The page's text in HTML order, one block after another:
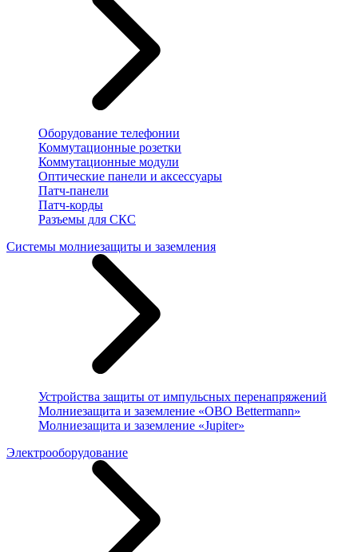
Оборудование телефонии
Коммутационные розетки
Коммутационные модули
Оптические панели и аксессуары
Патч-панели
Патч-корды
Разъемы для СКС
Системы молниезащиты и заземления
Устройства защиты от импульсных перенапряжений
Молниезащита и заземление «OBO Bettermann»
Молниезащита и заземление «Jupiter»
Электрооборудование